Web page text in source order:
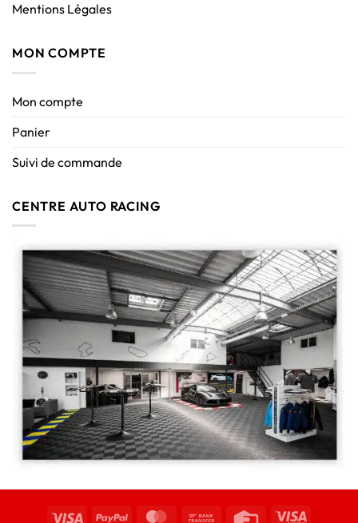
Mentions Légales
MON COMPTE
Mon compte
Panier
Suivi de commande
CENTRE AUTO RACING